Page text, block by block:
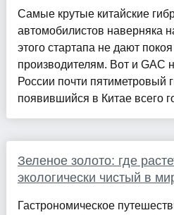
Самые крутые китайские
автомобилистов наверняка
этого стартапа не дают
производителям. Вот и GAC
России почти пятиметровый
появившийся в Китае всего
Зеленое золото: где
экологически чистый в
Гастрономическое